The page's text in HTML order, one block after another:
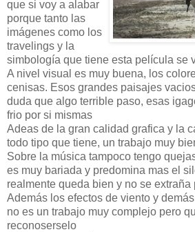
que si voy a alabar
porque tanto las
imágenes como los
travelings y la
simbología que tiene esta película se
A nivel visual es muy buena, los
cenisas. Esos grandes paisajes
duda que algo terrible paso, esas
frio por si mismas
Adeas de la gran calidad grafica y la
todo tipo que tiene, un trabajo muy
Sobre la música tampoco tengo
es muy bariada y predomina mas el
realmente queda bien y no se extraña
Además los efectos de viento y
no es un trabajo muy complejo pero
reconoserselo